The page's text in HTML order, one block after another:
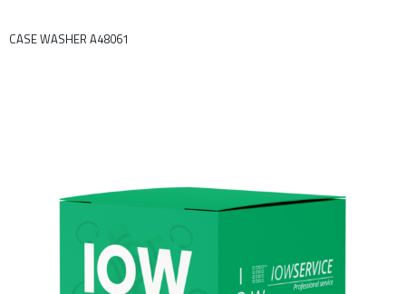
CASE WASHER A48061